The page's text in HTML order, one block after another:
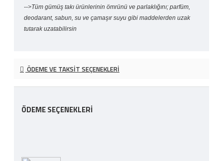
-->Tüm gümüş takı ürünlerinin ömrünü ve parlaklığını; parfüm,
deodarant, sabun, su ve çamaşır suyu gibi maddelerden uzak
tutarak uzatabilirsin
ÖDEME VE TAKSIT SEÇENEKLERI
ÖDEME SEÇENEKLERI